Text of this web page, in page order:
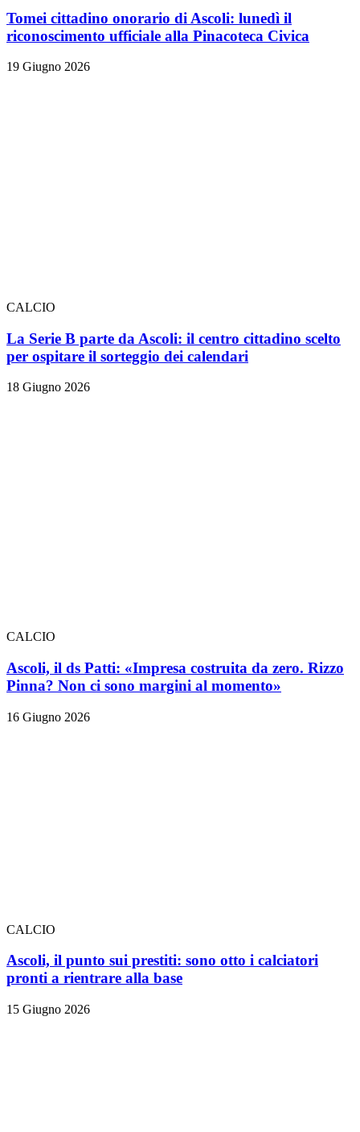
Tomei cittadino onorario di Ascoli: lunedì il
riconoscimento ufficiale alla Pinacoteca Civica
19 Giugno 2026
CALCIO
La Serie B parte da Ascoli: il centro cittadino scelto
per ospitare il sorteggio dei calendari
18 Giugno 2026
CALCIO
Ascoli, il ds Patti: «Impresa costruita da zero. Rizzo
Pinna? Non ci sono margini al momento»
16 Giugno 2026
CALCIO
Ascoli, il punto sui prestiti: sono otto i calciatori
pronti a rientrare alla base
15 Giugno 2026